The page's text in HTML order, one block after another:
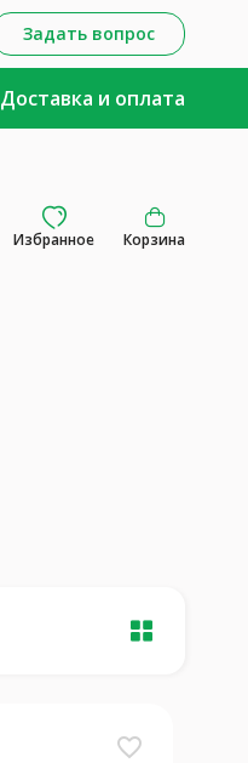
Задать вопрос
Доставка и оплата
Избранное Корзина
favorite_border